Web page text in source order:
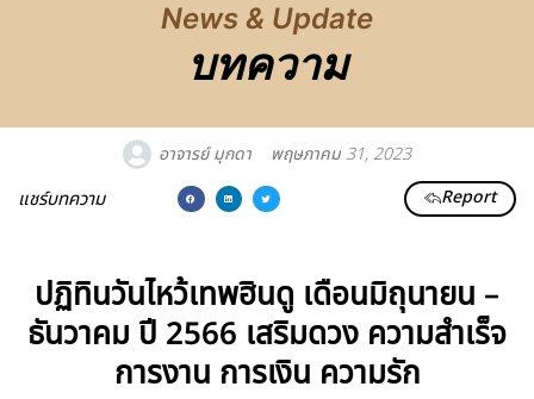
News & Update
บทความ
อาจารย์ มุกดา พฤษภาคม 31, 2023
แชร์บทความ Report
ปฏิทินวันไหว้เทพฮินดู เดือนมิถุนายน –
ธันวาคม ปี 2566 เสริมดวง ความสำเร็จ
การงาน การเงิน ความรัก